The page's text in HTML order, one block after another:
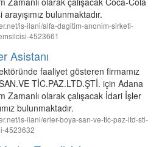
bulunmaktadır.
is-ilani/alfa-dagitim-anonim-sirketi-
4523661
Asistanı
faaliyet gösteren firmamız
TİC.PAZ.LTD.ŞTİ. için Adana
Zamanlı olarak çalışacak İdari İşler
bulunmaktadır.
is-ilani/erler-boya-san-ve-tic-paz-ltd-sti-
4523632